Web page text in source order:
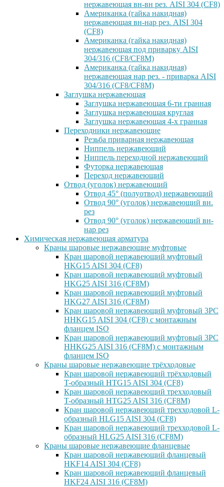
нержавеющая вн-вн рез. AISI 304 (CF8)
Американка (гайка накидная)
нержавеющая вн-нар рез. AISI 304
(CF8)
Американка (гайка накидная)
нержавеющая под приварку AISI
304/316 (CF8/CF8M)
Американка (гайка накидная)
нержавеющая нар рез. - приварка AISI
304/316 (CF8/CF8M)
Заглушка нержавеющая
Заглушка нержавеющая 6-ти гранная
Заглушка нержавеющая круглая
Заглушка нержавеющая 4-х гранная
Переходники нержавеющие
Резьба приварная нержавеющая
Ниппель нержавеющий
Ниппель переходной нержавеющий
Футорка нержавеющая
Переход нержавеющий
Отвод (уголок) нержавеющий
Отвод 45° (полуотвод) нержавеющий
Отвод 90° (уголок) нержавеющий вн.
рез
Отвод 90° (уголок) нержавеющий вн-
нар рез
Химическая нержавеющая арматура
Краны шаровые нержавеющие муфтовые
Кран шаровой нержавеющий муфтовый
HKG15 AISI 304 (CF8)
Кран шаровой нержавеющий муфтовый
HKG25 AISI 316 (CF8M)
Кран шаровой нержавеющий муфтовый
HKG27 AISI 316 (CF8M)
Кран шаровой нержавеющий муфтовый 3PC
HHKG15 AISI 304 (CF8) с монтажным
фланцем ISO
Кран шаровой нержавеющий муфтовый 3PC
HHKG25 AISI 316 (CF8M) с монтажным
фланцем ISO
Краны шаровые нержавеющие трёхходовые
Кран шаровой нержавеющий трёхходовый
T-образный HTG15 AISI 304 (CF8)
Кран шаровой нержавеющий трехходовый
T-образный HTG25 AISI 316 (CF8M)
Кран шаровой нержавеющий трехходовой L-
образный HLG15 AISI 304 (CF8)
Кран шаровой нержавеющий трехходовой L-
образный HLG25 AISI 316 (CF8M)
Краны шаровые нержавеющие фланцевые
Кран шаровой нержавеющий фланцевый
HKF14 AISI 304 (CF8)
Кран шаровой нержавеющий фланцевый
HKF24 AISI 316 (CF8M)